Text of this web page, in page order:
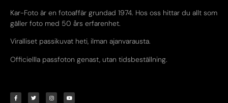
Kar-Foto är en fotoaffär grundad 1974. Hos oss hittar du allt som
gäller foto med 50 års erfarenhet.
Viralliset passikuvat heti, ilman ajanvarausta.
Officiellla passfoton genast, utan tidsbeställning.